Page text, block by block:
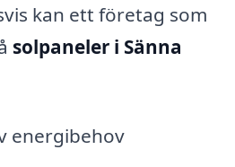
kan ett företag som
solpaneler i Sänna
energibehov